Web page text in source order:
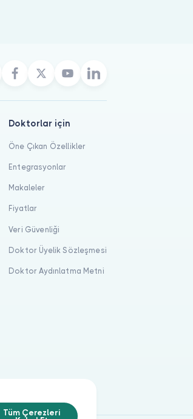
Tüm Çerezleri
Doktorlar için
Öne Çıkan Özellikler
Entegrasyonlar
Makaleler
Fiyatlar
Veri Güvenliği
Doktor Üyelik Sözleşmesi
Doktor Aydınlatma Metni